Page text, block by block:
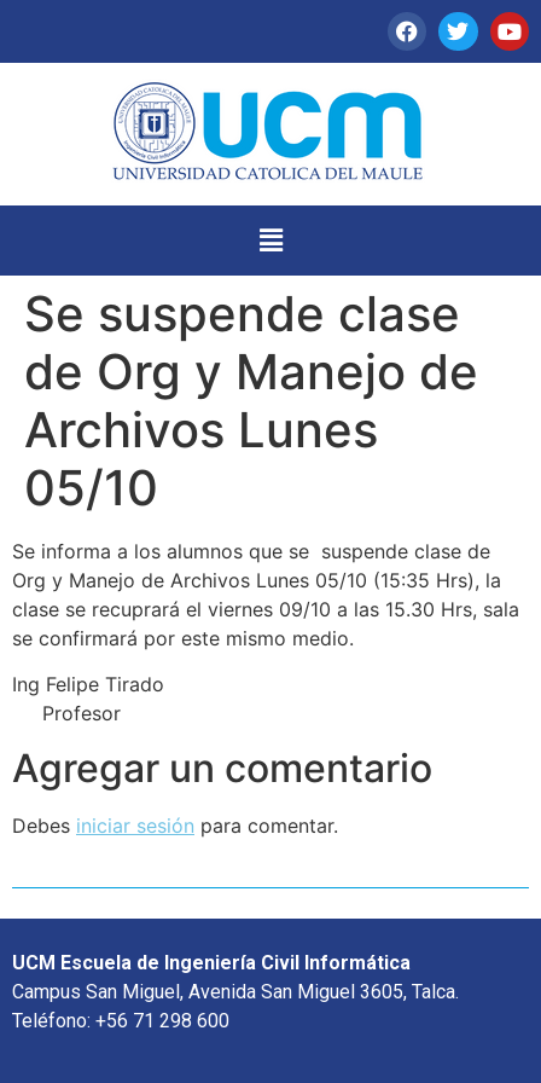
Se suspende clase
de Org y Manejo de
Archivos Lunes
05/10
Se informa a los alumnos que se suspende clase de
Org y Manejo de Archivos Lunes 05/10 (15:35 Hrs), la
clase se recuprará el viernes 09/10 a las 15.30 Hrs, sala
se confirmará por este mismo medio.
Ing Felipe Tirado
Profesor
Agregar un comentario
Debes iniciar sesión para comentar.
UCM Escuela de Ingeniería Civil Informática
Campus San Miguel, Avenida San Miguel 3605, Talca.
Teléfono: +56 71 298 600